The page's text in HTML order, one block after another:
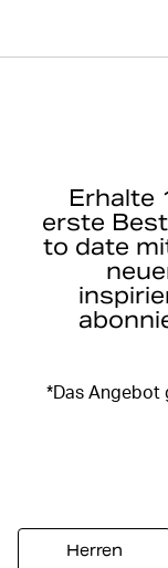
Erhalte
erste
to date
*Das Angebot
Herren